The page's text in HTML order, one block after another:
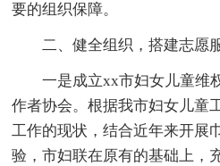
要的组织保障。
二、健全组织，搭建志愿
一是成立xx市妇女儿童维
作者协会。根据我市妇女儿童
工作的现状，结合近年来开展
验，市妇联在原有的基础上，